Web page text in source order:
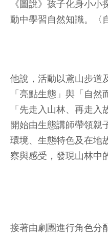
《圖說》孩子化身小
動中學習自然知識。〈
他說，活動以鳶山步道
「亮點生態」與「自
「先走入山林、再走
開始由生態講師帶領親
環境、生態特色及在地
察與感受，發現山林中
接著由劇團進行角色分